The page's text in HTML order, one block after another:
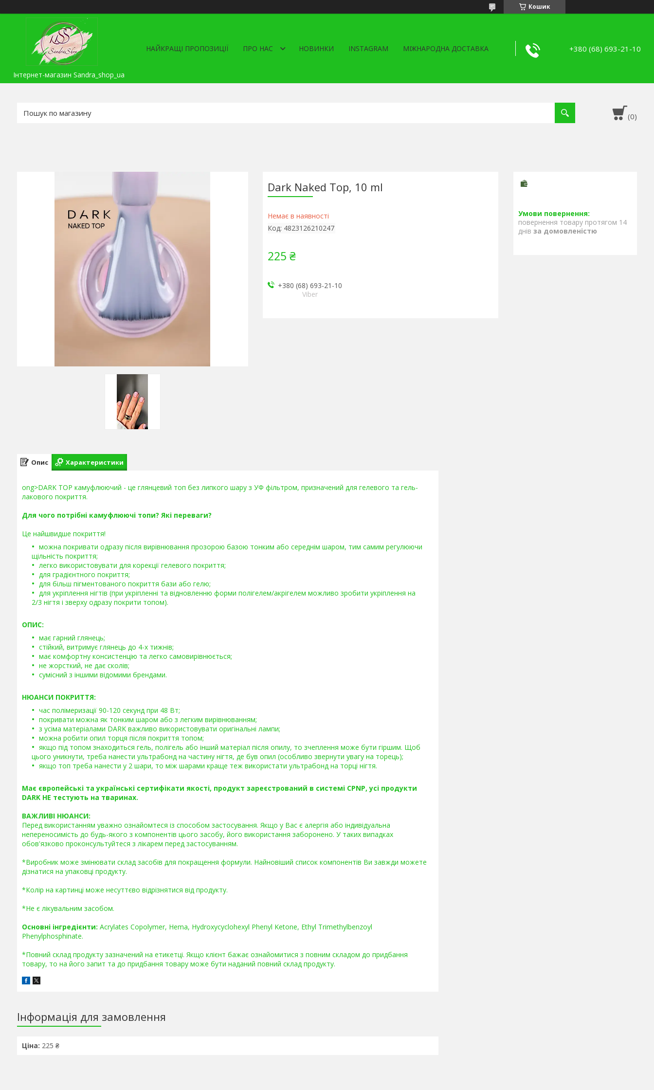
Кошик
Інтернет-магазин Sandra_shop_ua
НАЙКРАЩІ ПРОПОЗИЦІЇ ПРО НАС НОВИНКИ INSTAGRAM МІЖНАРОДНА ДОСТАВКА +380 (68) 693-21-10
Dark Naked Top, 10 ml
Немає в наявності
Код: 4823126210247
225 ₴
+380 (68) 693-21-10
Viber
повернення товару протягом 14
днів за домовленістю
Опис Характеристики
ong>DARK TOP камуфлюючий - це глянцевий топ без липкого шару з УФ фільтром, призначений для гелевого та гель-
лакового покриття.
Для чого потрібні камуфлюючі топи? Які переваги?
Це найшвидше покриття!
можна покривати одразу після вирівнювання прозорою базою тонким або середнім шаром, тим самим регулюючи
щільність покриття;
легко використовувати для корекції гелевого покриття;
для градієнтного покриття;
для більш пігментованого покриття бази або гелю;
для укріплення нігтів (при укріпленні та відновленню форми полігелем/акрігелем можливо зробити укріплення на
2/3 нігтя і зверху одразу покрити топом).
ОПИС:
має гарний глянець;
стійкий, витримує глянець до 4-х тижнів;
має комфортну консистенцію та легко самовирівнюється;
не жорсткий, не дає сколів;
сумісний з іншими відомими брендами.
НЮАНСИ ПОКРИТТЯ:
час полімеризації 90-120 секунд при 48 Вт;
покривати можна як тонким шаром або з легким вирівнюванням;
з усіма матеріалами DARK важливо використовувати оригінальні лампи;
можна робити опил торця після покриття топом;
якщо під топом знаходиться гель, полігель або інший матеріал після опилу, то зчеплення може бути гіршим. Щоб
цього уникнути, треба нанести ультрабонд на частину нігтя, де був опил (особливо звернути увагу на торець);
якщо топ треба нанести у 2 шари, то між шарами краще теж використати ультрабонд на торці нігтя.
Має європейські та українські сертифікати якості, продукт зареєстрований в системі CPNP, усі продукти
DARK НЕ тестують на тваринах.
ВАЖЛИВІ НЮАНСИ:
Перед використанням уважно ознайомтеся із способом застосування. Якщо у Вас є алергія або індивідуальна
непереносимість до будь-якого з компонентів цього засобу, його використання заборонено. У таких випадках
обов'язково проконсультуйтеся з лікарем перед застосуванням.
*Виробник може змінювати склад засобів для покращення формули. Найновіший список компонентів Ви завжди можете
дізнатися на упаковці продукту.
*Колір на картинці може несуттєво відрізнятися від продукту.
*Не є лікувальним засобом.
Основні інгредієнти: Acrylates Copolymer, Hema, Hydroxycyclohexyl Phenyl Ketone, Ethyl Trimethylbenzoyl
Phenylphosphinate.
*Повний склад продукту зазначений на етикетці. Якщо клієнт бажає ознайомитися з повним складом до придбання
товару, то на його запит та до придбання товару може бути наданий повний склад продукту.
Інформація для замовлення
Ціна: 225 ₴